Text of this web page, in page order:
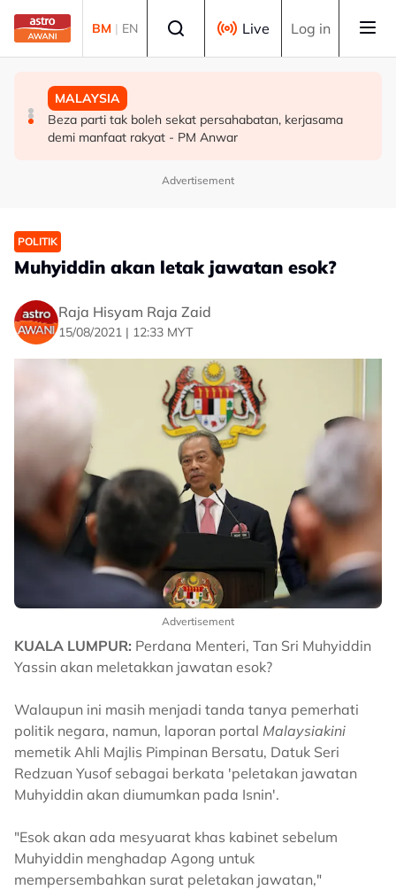
Skip to main content
BM | EN Live Log in
MALAYSIA
Pengacara, ahli perniagaan ditahan bantu siasatan
audio siar sentuh isu sensitiviti agama
DUNIA
PM Thailand arah undang-undang senjata api diperketat
selepas insiden tembakan di sekolah
MALAYSIA
Beza parti tak boleh sekat persahabatan, kerjasama
demi manfaat rakyat - PM Anwar
Advertisement
POLITIK
Muhyiddin akan letak jawatan esok?
Raja Hisyam Raja Zaid
15/08/2021 | 12:33 MYT
Advertisement
KUALA LUMPUR: Perdana Menteri, Tan Sri Muhyiddin
Yassin akan meletakkan jawatan esok?
Walaupun ini masih menjadi tanda tanya pemerhati
politik negara, namun, laporan portal Malaysiakini
memetik Ahli Majlis Pimpinan Bersatu, Datuk Seri
Redzuan Yusof sebagai berkata 'peletakan jawatan
Muhyiddin akan diumumkan pada Isnin'.
"Esok akan ada mesyuarat khas kabinet sebelum
Muhyiddin menghadap Agong untuk
mempersembahkan surat peletakan jawatan,"